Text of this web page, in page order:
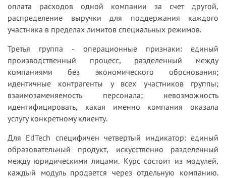
оплата расходов одной компании за счет другой,
распределение выручки для поддержания каждого
участника в пределах лимитов специальных режимов.
Третья группа - операционные признаки: единый
производственный процесс, разделенный между
компаниями без экономического обоснования;
идентичные контрагенты у всех участников группы;
взаимозаменяемость персонала; невозможность
идентифицировать, какая именно компания оказала
услугу конкретному клиенту.
Для EdTech специфичен четвертый индикатор: единый
образовательный продукт, искусственно разделенный
между юридическими лицами. Курс состоит из модулей,
каждый модуль продается через отдельную компанию.